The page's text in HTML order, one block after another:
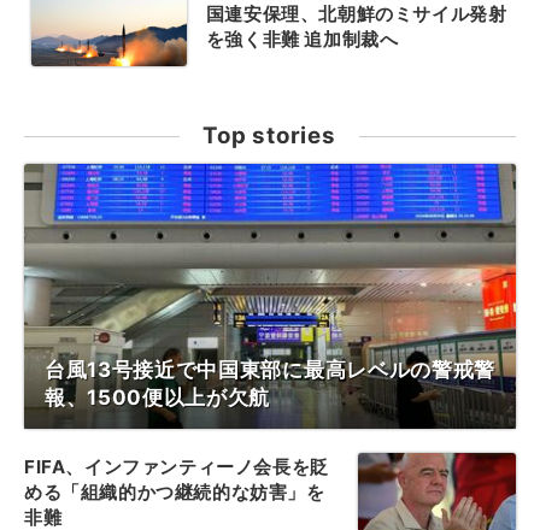
国連安保理、北朝鮮のミサイル発射
を強く非難 追加制裁へ
Top stories
台風13号接近で中国東部に最高レベルの警戒警
報、1500便以上が欠航
FIFA、インファンティーノ会長を貶
める「組織的かつ継続的な妨害」を
非難